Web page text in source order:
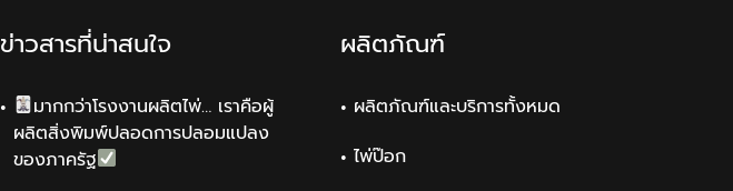
ข่าวสารที่น่าสนใจ
มากกว่าโรงงานผลิตไพ่… เราคือผู้
ผลิตสิ่งพิมพ์ปลอดการปลอมแปลง
ของภาครัฐ
ผลิตภัณฑ์
ผลิตภัณฑ์และบริการทั้งหมด
ไพ่ป๊อก